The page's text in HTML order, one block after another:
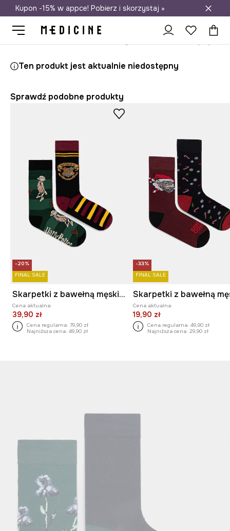
Darmowa dostawa do salonów
Kupon -15% w appce! Pobierz i skorzystaj »
Ten produkt jest aktualnie niedostępny
Sprawdź podobne produkty
-20%
FINAL SALE
Skarpetki z bawełną męskie z kolekcji Harry Potter (2-pack)
Cena aktualna:
39,90 zł
Cena regularna: 79,90 zł
Najniższa cena: 49,90 zł
-33%
FINAL SALE
Cena aktualna:
19,90 zł
Cena regularna: 49,90 zł
Najniższa cena: 29,90 zł